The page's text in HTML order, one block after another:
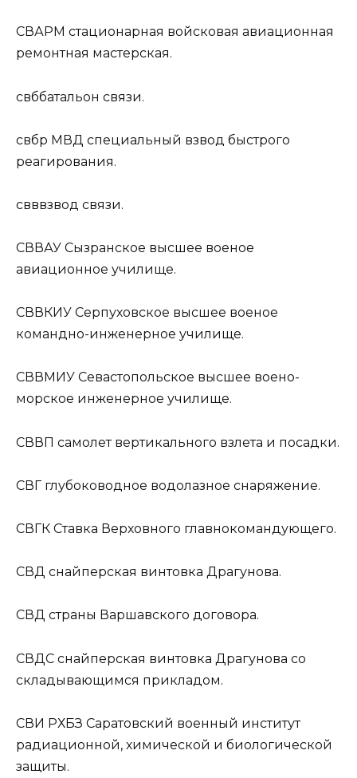
СВАРМ стационарная войсковая авиационная
ремонтная мастерская.
свббатальон связи.
свбр МВД специальный взвод быстрого
реагирования.
свввзвод связи.
СВВАУ Сызранское высшее военое
авиационное училище.
СВВКИУ Серпуховское высшее военое
командно-инженерное училище.
СВВМИУ Севастопольское высшее воено-
морское инженерное училище.
СВВП самолет вертикального взлета и посадки.
СВГ глубоководное водолазное снаряжение.
СВГК Ставка Верховного главнокомандующего.
СВД снайперская винтовка Драгунова.
СВД страны Варшавского договора.
СВДС снайперская винтовка Драгунова со
складывающимся прикладом.
СВИ РХБЗ Саратовский военный институт
радиационной, химической и биологической
защиты.